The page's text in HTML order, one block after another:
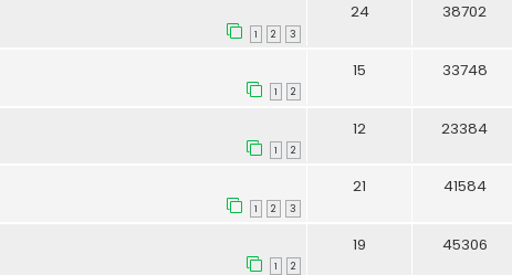
1 2 3
24 38702
1 2
15 33748
1 2
12 23384
1 2 3
21 41584
1 2
19 45306